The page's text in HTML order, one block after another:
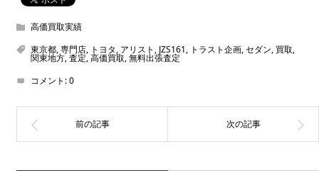
高価買取実績
東京都,専門店, トヨタ, アリスト , JZS161, トラスト企画,セダン, 買取,
関東地方,査定,高価買取,無料出張査定
コメント:0